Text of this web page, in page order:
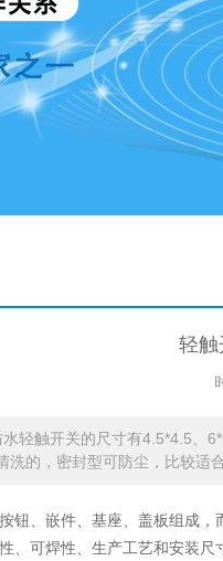
轻触
轻触开关的尺寸有4.5*4.5、
洗的，密封型可防尘，比较适
钮、嵌件、基座、盖板组成，
、可焊性、生产工艺和安装